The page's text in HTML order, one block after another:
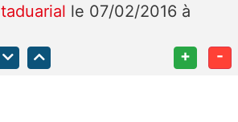
taduarial le 07/02/2016 à
+ -